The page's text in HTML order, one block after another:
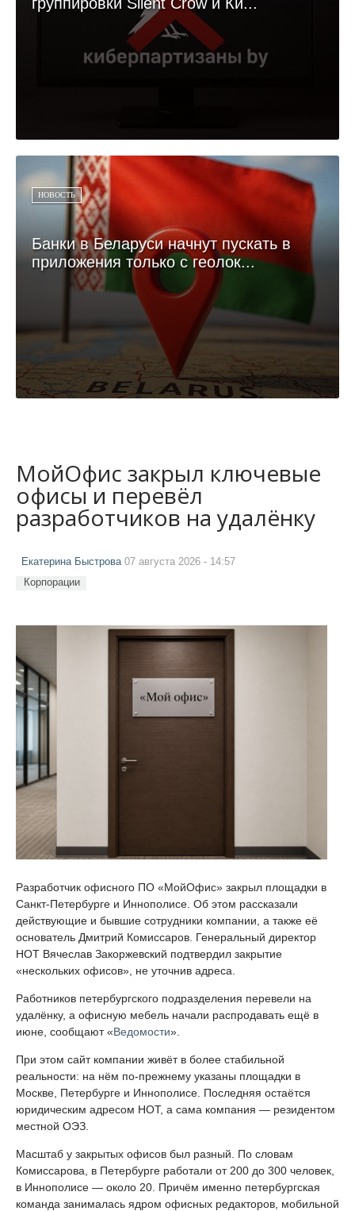
НОВОСТЬ
Банки в Беларуси начнут пускать в
приложения только с геолок...
МойОфис закрыл ключевые
офисы и перевёл
разработчиков на удалёнку
Екатерина Быстрова 07 августа 2026 - 14:57
Корпорации
Разработчик офисного ПО «МойОфис» закрыл площадки в
Санкт-Петербурге и Иннополисе. Об этом рассказали
действующие и бывшие сотрудники компании, а также её
основатель Дмитрий Комиссаров. Генеральный директор
НОТ Вячеслав Закоржевский подтвердил закрытие
«нескольких офисов», не уточнив адреса.
Работников петербургского подразделения перевели на
удалёнку, а офисную мебель начали распродавать ещё в
июне, сообщают «Ведомости».
При этом сайт компании живёт в более стабильной
реальности: на нём по-прежнему указаны площадки в
Москве, Петербурге и Иннополисе. Последняя остаётся
юридическим адресом НОТ, а сама компания — резидентом
местной ОЭЗ.
Масштаб у закрытых офисов был разный. По словам
Комиссарова, в Петербурге работали от 200 до 300 человек,
в Иннополисе — около 20. Причём именно петербургская
команда занималась ядром офисных редакторов, мобильной